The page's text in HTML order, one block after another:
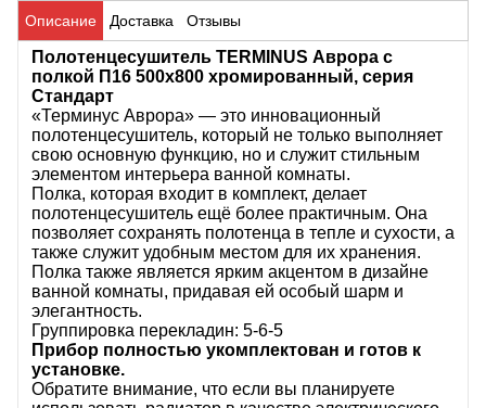
Описание Доставка Отзывы
Полотенцесушитель TERMINUS Аврора с
полкой П16 500х800 хромированный, серия
Стандарт
«Терминус Аврора» — это инновационный
полотенцесушитель, который не только выполняет
свою основную функцию, но и служит стильным
элементом интерьера ванной комнаты.
Полка, которая входит в комплект, делает
полотенцесушитель ещё более практичным. Она
позволяет сохранять полотенца в тепле и сухости, а
также служит удобным местом для их хранения.
Полка также является ярким акцентом в дизайне
ванной комнаты, придавая ей особый шарм и
элегантность.
Группировка перекладин: 5-6-5
Прибор полностью укомплектован и готов к
установке.
Обратите внимание, что если вы планируете